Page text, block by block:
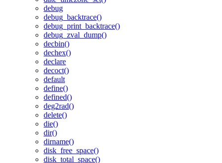
debug
debug_backtrace()
debug_print_backtrace()
debug_zval_dump()
decbin()
dechex()
declare
decoct()
default
define()
defined()
deg2rad()
delete()
die()
dir()
dirname()
disk_free_space()
disk_total_space()